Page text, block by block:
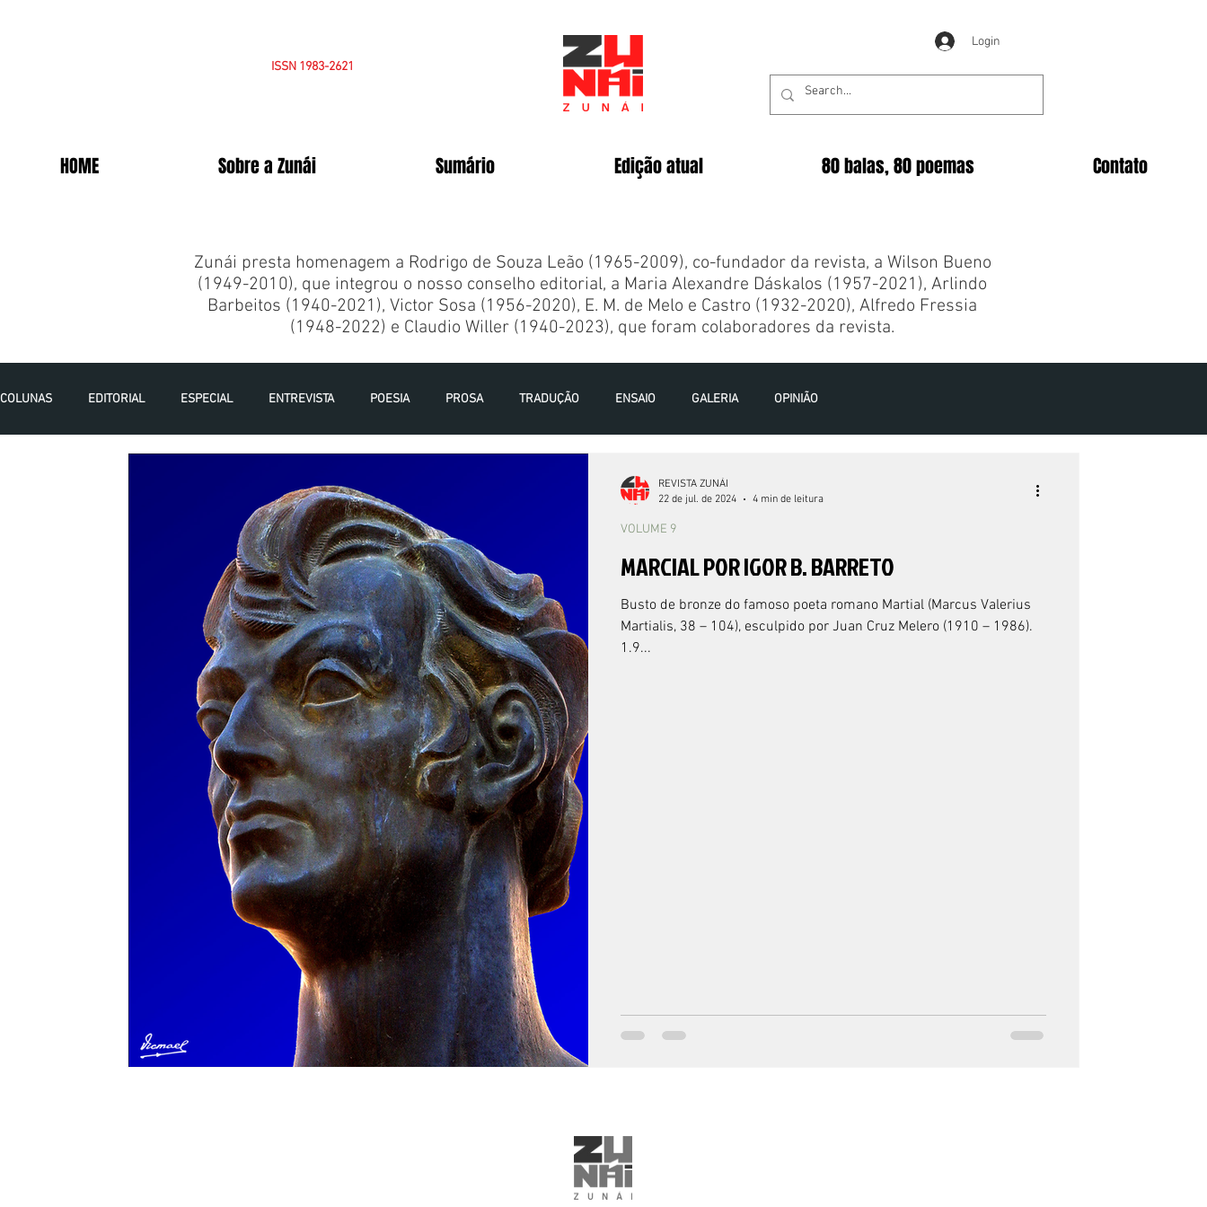
ISSN 1983-2621
Login
HOME Sobre a Zunái Sumário Edição atual 80 balas, 80 poemas Contato
Zunái presta homenagem a Rodrigo de Souza Leão (1965-2009), co-fundador da revista, a Wilson Bueno
(1949-2010), que integrou o nosso conselho editorial, a Maria Alexandre Dáskalos (1957-2021), Arlindo
Barbeitos (1940-2021), Victor Sosa (1956-2020), E. M. de Melo e Castro (1932-2020), Alfredo Fressia
(1948-2022) e Claudio Willer (1940-2023), que foram colaboradores da revista.
COLUNAS EDITORIAL ESPECIAL ENTREVISTA POESIA PROSA TRADUÇÃO ENSAIO GALERIA OPINIÃO
VOLUME 9
MARCIAL POR IGOR B. BARRETO
Busto de bronze do famoso poeta romano Martial (Marcus Valerius
Martialis, 38 – 104), esculpido por Juan Cruz Melero (1910 – 1986).
1.9...
VOLUME 9
REVISTA ZUNÁI
22 de jul. de 2024
4 min de leitura